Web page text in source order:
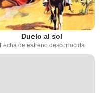
Duelo al sol
Fecha de estreno desconocida